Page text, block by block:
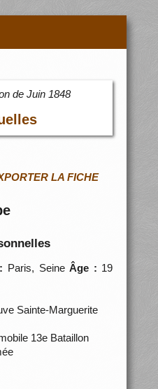
de Juin 1848
LA FICHE
Paris, SeineÂge : 19
Sainte-Marguerite
13e Bataillon